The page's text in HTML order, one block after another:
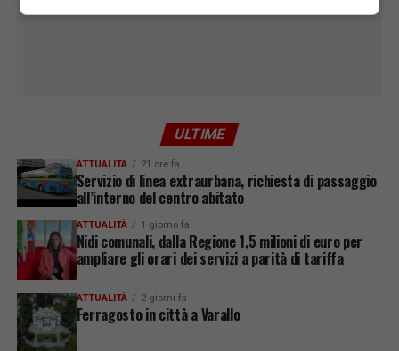
ULTIME
ATTUALITÀ 21 ore fa
Servizio di linea extraurbana, richiesta di passaggio
all’interno del centro abitato
ATTUALITÀ 1 giorno fa
Nidi comunali, dalla Regione 1,5 milioni di euro per
ampliare gli orari dei servizi a parità di tariffa
ATTUALITÀ 2 giorni fa
Ferragosto in città a Varallo